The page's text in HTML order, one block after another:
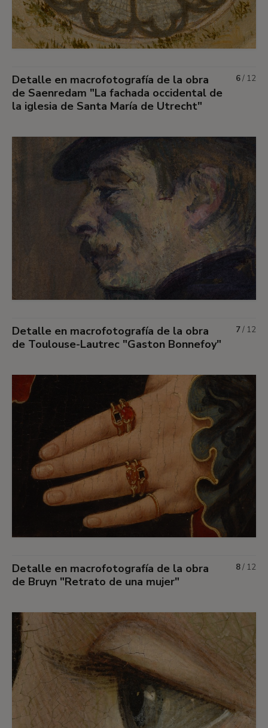
Detalle en macrofotografía de la obra
de Saenredam "La fachada occidental de
la iglesia de Santa María de Utrecht"
6/ 12
Detalle en macrofotografía de la obra
de Toulouse-Lautrec "Gaston Bonnefoy"
7/ 12
Detalle en macrofotografía de la obra
de Bruyn "Retrato de una mujer"
8/ 12